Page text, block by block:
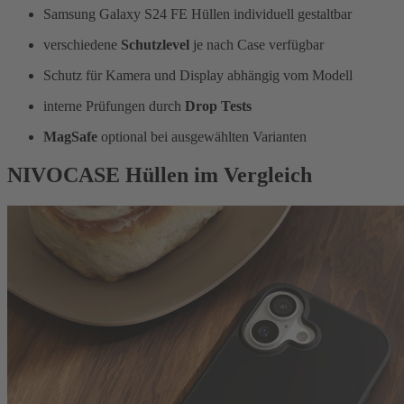
Samsung Galaxy S24 FE Hüllen individuell gestaltbar
verschiedene Schutzlevel je nach Case verfügbar
Schutz für Kamera und Display abhängig vom Modell
interne Prüfungen durch Drop Tests
MagSafe optional bei ausgewählten Varianten
NIVOCASE Hüllen im Vergleich